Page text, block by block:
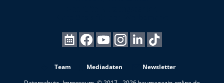
Team Mediadaten
Newsletter